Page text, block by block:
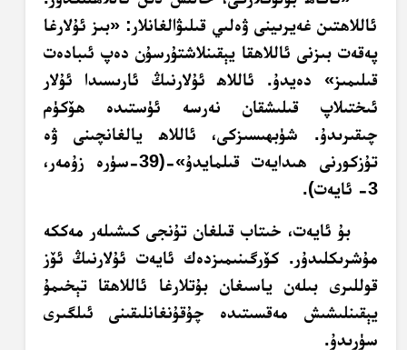
ئاللاھتىن غەيرىينى ۋەلىي قىلىۋالغانلار: «بىز ئۇلارغا
پەقەت بىزنى ئاللاھقا يېقىنلاشتۇرسۇن دەپ ئىبادەت
قىلىمىز» دەيدۇ. ئاللاھ ئۇلارنىڭ ئارىسىدا ئۇلار
ئىختىلاپ قىلىشقان نەرسە ئۈستىدە ھۆكۈم
چىقىرىدۇ. شۈبھىسىزكى، ئاللاھ يالغانچىنى ۋە
تۇزكورنى ھىدايەت قىلمايدۇ»-(‏39-سۈرە زۇمەر،
3- ئايەت).
بۇ ئايەت، خىتاب قىلغان تۇنجى كىشىلەر مەككە
مۇشرىكلىدۇر. كۆرگىنىمىزدەك ئايەت ئۇلارنىڭ ئۆز
قوللىرى بىلەن ياسىغان بۇتلارغا ئاللاھقا تېخىمۇ
يېقىنلىشىش مەقسىتىدە چۇقۇنغانلىقىنى ئىلگىرى
سۈرىدۇ.